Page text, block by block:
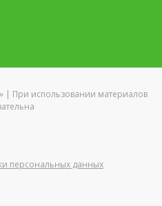
| При использовании материалов
персональных данных